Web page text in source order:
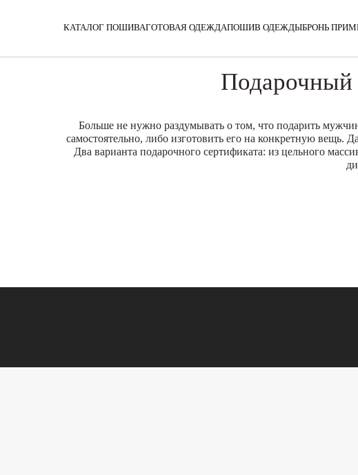
КАТАЛОГ ПОШИВАГОТОВАЯ ОДЕЖДАПОШИВ ОДЕЖДЫБРОНЬ
Подарочный
Больше не нужно раздумывать о том, что подарить
самостоятельно, либо изготовить его на конкретную вещь.
Два варианта подарочного сертификата: из цельного